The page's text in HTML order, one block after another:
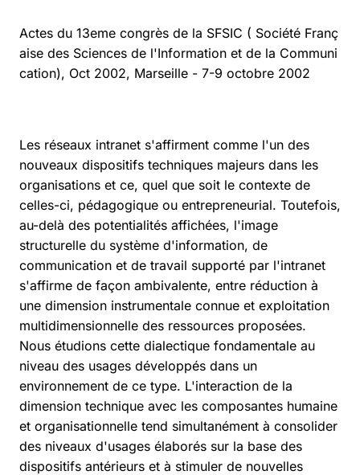
Actes du 13eme congrès de la SFSIC ( Société Franç
aise des Sciences de l'Information et de la Communi
cation), Oct 2002, Marseille - 7-9 octobre 2002
Les réseaux intranet s'affirment comme l'un des
nouveaux dispositifs techniques majeurs dans les
organisations et ce, quel que soit le contexte de
celles-ci, pédagogique ou entrepreneurial. Toutefois,
au-delà des potentialités affichées, l'image
structurelle du système d'information, de
communication et de travail supporté par l'intranet
s'affirme de façon ambivalente, entre réduction à
une dimension instrumentale connue et exploitation
multidimensionnelle des ressources proposées.
Nous étudions cette dialectique fondamentale au
niveau des usages développés dans un
environnement de ce type. L'interaction de la
dimension technique avec les composantes humaine
et organisationnelle tend simultanément à consolider
des niveaux d'usages élaborés sur la base des
dispositifs antérieurs et à stimuler de nouvelles